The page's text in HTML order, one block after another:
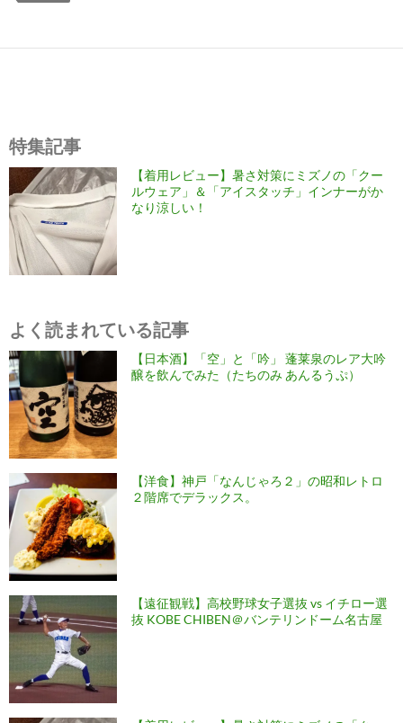
特集記事
【着用レビュー】暑さ対策にミズノの「クー
ルウェア」＆「アイスタッチ」インナーがか
なり涼しい！
よく読まれている記事
【日本酒】「空」と「吟」 蓬莱泉のレア大吟
醸を飲んでみた（たちのみ あんるうぷ）
【洋食】神戸「なんじゃろ２」の昭和レトロ
２階席でデラックス。
【遠征観戦】高校野球女子選抜 vs イチロー選
抜 KOBE CHIBEN＠バンテリンドーム名古屋